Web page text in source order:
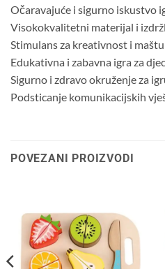
Očaravajuće i sigurno iskustvo
Visokokvalitetni materijal i
Stimulans za kreativnost i maštu
Edukativna i zabavna igra za
Sigurno i zdravo okruženje za
Podsticanje komunikacijskih
POVEZANI PROIZVODI